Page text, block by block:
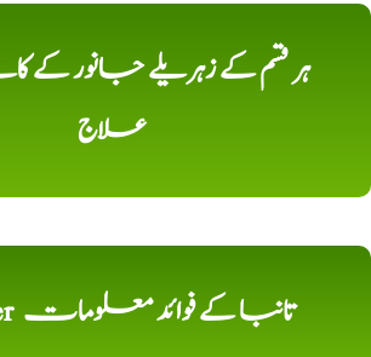
ہر قسم کے زہریلے جانور کے
علاج
Copper تانبا کے فوائد معلومات